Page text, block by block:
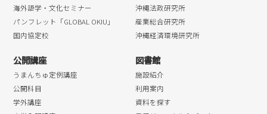
海外語学・文化セミナー
パンフレット「GLOBAL OKIU」
国内協定校
沖縄法政研究所
産業総合研究所
沖縄経済環境研究所
公開講座
うまんちゅ定例講座
公開科目
学外講座
図書館
施設紹介
利用案内
資料を探す